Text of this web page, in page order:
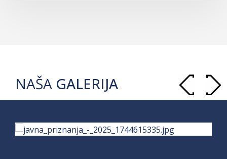
NAŠA GALERIJA